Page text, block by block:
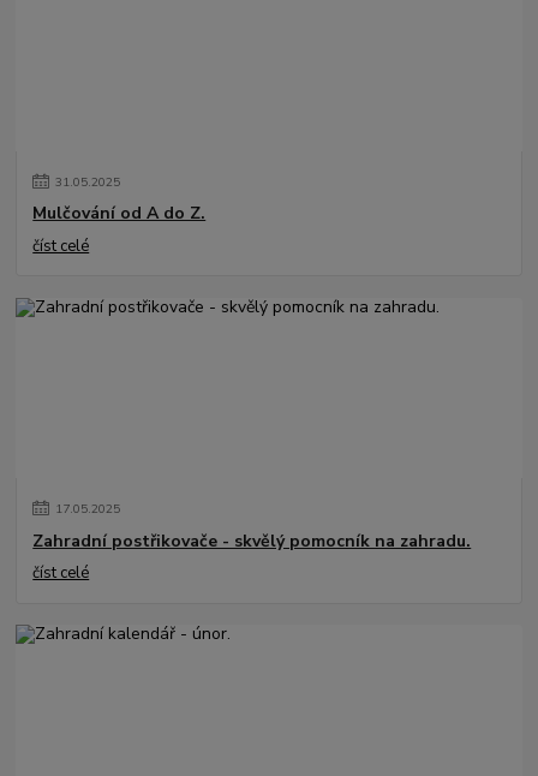
31.05.2025
Mulčování od A do Z.
číst celé
17.05.2025
Zahradní postřikovače - skvělý pomocník na zahradu.
číst celé